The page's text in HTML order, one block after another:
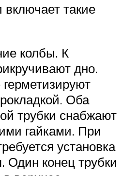
такие
колбы. К
дно.
Оба
трубки снабжают
гайками. При
установка
Один конец трубки